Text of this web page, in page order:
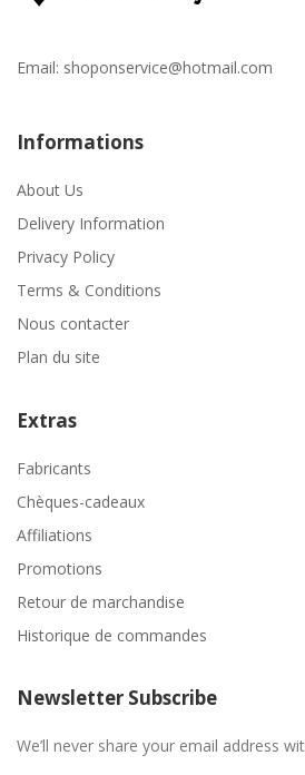
Email: shoponservice@hotmail.com
Informations
About Us
Delivery Information
Privacy Policy
Terms & Conditions
Nous contacter
Plan du site
Extras
Fabricants
Chèques-cadeaux
Affiliations
Promotions
Retour de marchandise
Historique de commandes
Newsletter Subscribe
We’ll never share your email address